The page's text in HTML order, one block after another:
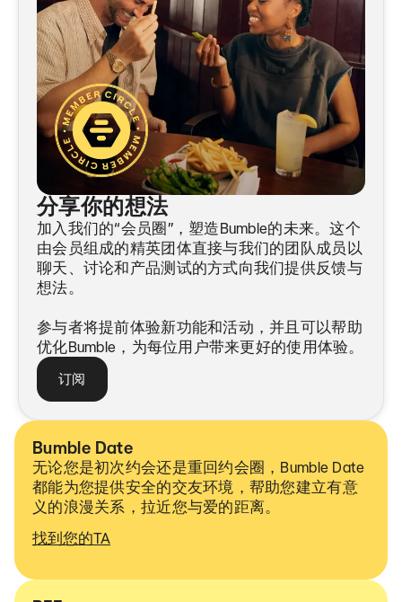
分享你的想法
加入我们的“会员圈”，塑造Bumble的未来。这个
由会员组成的精英团体直接与我们的团队成员以
聊天、讨论和产品测试的方式向我们提供反馈与
想法。
参与者将提前体验新功能和活动，并且可以帮助
优化Bumble，为每位用户带来更好的使用体验。
订阅
Bumble Date
无论您是初次约会还是重回约会圈，Bumble Date
都能为您提供安全的交友环境，帮助您建立有意
义的浪漫关系，拉近您与爱的距离。
找到您的TA